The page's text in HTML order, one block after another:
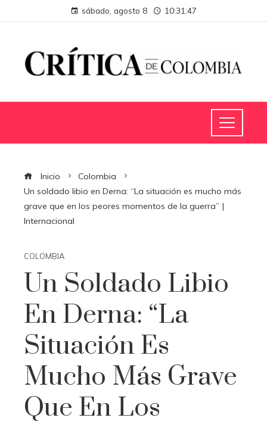
sábado, agosto 8 10:31:49
Inicio
Colombia
Un soldado libio en Derna: “La situación es mucho más
grave que en los peores momentos de la guerra” |
Internacional
COLOMBIA
Un Soldado Libio
En Derna: “La
Situación Es
Mucho Más Grave
Que En Los